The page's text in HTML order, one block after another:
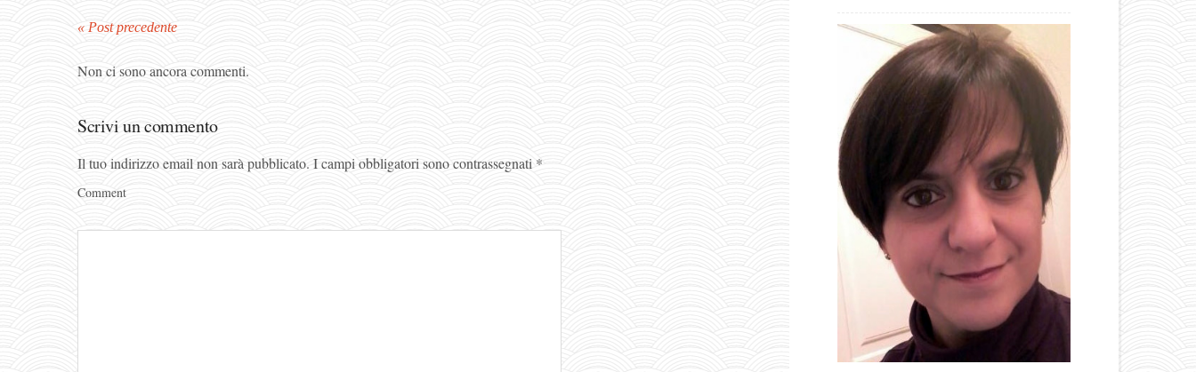
« Post precedente
Non ci sono ancora commenti.
Scrivi un commento
Il tuo indirizzo email non sarà pubblicato. I campi obbligatori sono contrassegnati *
Comment